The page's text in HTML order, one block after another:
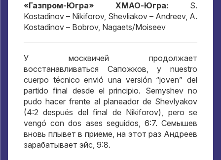
«Газпром-Югра» ХМАО-Югра: S.
Kostadinov – Nikiforov, Shevliakov – Andreev, A.
Kostadinov – Bobrov, Nagaets/Moiseev
У москвичей продолжает
восстанавливаться Сапожков, y nuestro
cuerpo técnico envió una versión “joven” del
partido final desde el principio. Semyshev no
pudo hacer frente al planeador de Shevlyakov
(4:2 después del final de Nikiforov), pero se
vengó con dos ases seguidos, 6:7. Семышев
вновь плывет в приеме, на этот раз Андреев
зарабатывает эйс, 9:8.